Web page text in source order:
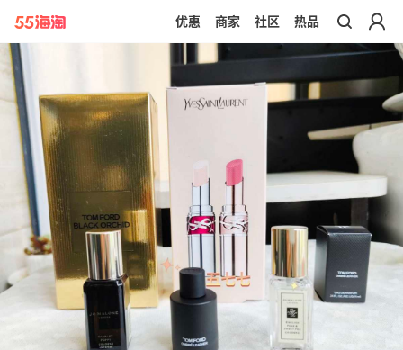
带你去官网买正品
优惠 商家 社区 热品